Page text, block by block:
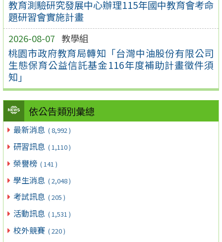
教育測驗研究發展中心辦理115年國中教育會考命
題研習會實施計畫
2026-08-07 教學組
桃園市政府教育局轉知「台灣中油股份有限公司
生態保育公益信託基金116年度補助計畫徵件須
知」
依公告類別彙總
最新消息 ( 8,992 )
研習訊息 ( 1,110 )
榮譽榜 ( 141 )
學生消息 ( 2,048 )
考試訊息 ( 205 )
活動訊息 ( 1,531 )
校外競賽 ( 220 )